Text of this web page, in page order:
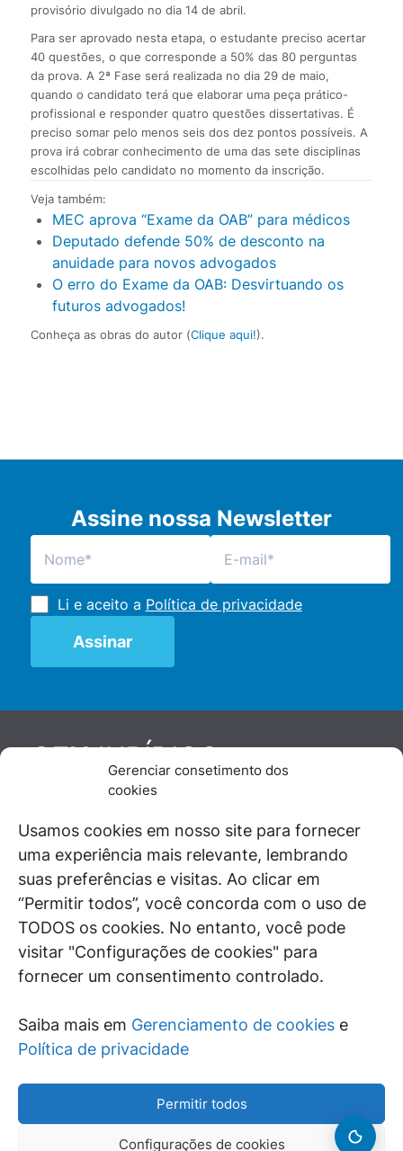
Gerenciar consetimento dos
cookies
Usamos cookies em nosso site para fornecer
uma experiência mais relevante, lembrando
suas preferências e visitas. Ao clicar em
“Permitir todos”, você concorda com o uso de
TODOS os cookies. No entanto, você pode
visitar "Configurações de cookies" para
fornecer um consentimento controlado.
Saiba mais em Gerenciamento de cookies e
Política de privacidade
Permitir todos
Configurações de cookies
provisório divulgado no dia 14 de abril.
Para ser aprovado nesta etapa, o estudante preciso acertar
40 questões, o que corresponde a 50% das 80 perguntas
da prova. A 2ª Fase será realizada no dia 29 de maio,
quando o candidato terá que elaborar uma peça prático-
profissional e responder quatro questões dissertativas. É
preciso somar pelo menos seis dos dez pontos possíveis. A
prova irá cobrar conhecimento de uma das sete disciplinas
escolhidas pelo candidato no momento da inscrição.
Veja também:
MEC aprova “Exame da OAB” para médicos
Deputado defende 50% de desconto na
anuidade para novos advogados
O erro do Exame da OAB: Desvirtuando os
futuros advogados!
Conheça as obras do autor (Clique aqui!).
Assine nossa Newsletter
Li e aceito a Política de privacidade
GENJURÍDICO
De maneira independente, os autores e
juristas e doutrinadores nacionais, se posicionam
diante de questões relevantes do cotidiano e
universo jurídico.
SIGA